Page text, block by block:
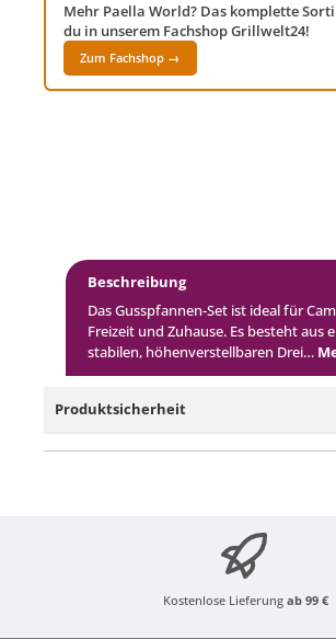
Mehr Paella World? Das komplette
du in unserem Fachshop Grillwelt24!
Zum Fachshop →
Beschreibung
Das Gusspfannen-Set ist ideal für
Freizeit und Zuhause. Es besteht aus
stabilen, höhenverstellbaren Drei…
Produktsicherheit
Kostenlose Lieferung ab 99 €